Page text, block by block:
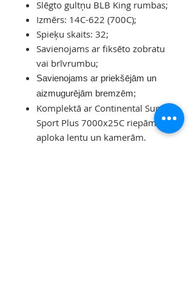
Slēgto gultņu BLB King rumbas;
Izmērs: 14C-622 (700C);
Spieķu skaits: 32;
Savienojams ar fiksēto zobratu
vai brīvrumbu;
Savienojams ar priekšējām un
aizmugurējām bremzēm;
Komplektā ar Continental Super
Sport Plus 7000x25C riepām
aploka lentu un kamerām.